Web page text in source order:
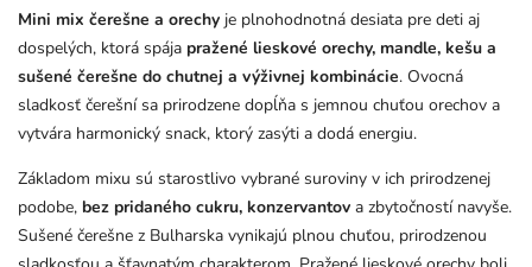
Mini mix čerešne a orechy je plnohodnotná desiata pre deti aj
dospelých, ktorá spája pražené lieskové orechy, mandle, kešu a
sušené čerešne do chutnej a výživnej kombinácie. Ovocná
sladkosť čerešní sa prirodzene dopĺňa s jemnou chuťou orechov a
vytvára harmonický snack, ktorý zasýti a dodá energiu.
Základom mixu sú starostlivo vybrané suroviny v ich prirodzenej
podobe, bez pridaného cukru, konzervantov a zbytočností navyše.
Sušené čerešne z Bulharska vynikajú plnou chuťou, prirodzenou